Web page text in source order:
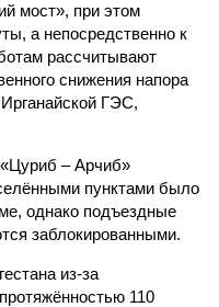
мост», при этом
а непосредственно к
рассчитывают
снижения напора
ГЭС,
– Арчиб»
пунктами было
однако подъездные
заблокированными.
из-за
110